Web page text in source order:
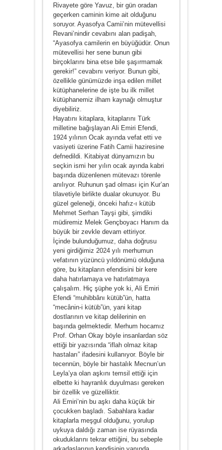
Rivayete göre Yavuz, bir gün oradan
geçerken caminin kime ait olduğunu
soruyor. Ayasofya Camii’nin mütevellisi
Revani’nindir cevabını alan padişah,
“Ayasofya camilerin en büyüğüdür. Onun
mütevellisi her sene bunun gibi
birçoklarını bina etse bile şaşırmamak
gerekir!” cevabını veriyor. Bunun gibi,
özellikle günümüzde inşa edilen millet
kütüphanelerine de işte bu ilk millet
kütüphanemiz ilham kaynağı olmuştur
diyebiliriz.
Hayatını kitaplara, kitaplarını Türk
milletine bağışlayan Ali Emiri Efendi,
1924 yılının Ocak ayında vefat etti ve
vasiyeti üzerine Fatih Camii haziresine
defnedildi. Kitabiyat dünyamızın bu
seçkin ismi her yılın ocak ayında kabri
başında düzenlenen mütevazı törenle
anılıyor. Ruhunun şad olması için Kur’an
tilavetiyle birlikte dualar okunuyor. Bu
güzel geleneği, önceki hafız-ı kütüb
Mehmet Serhan Tayşi gibi, şimdiki
müdiremiz Melek Gençboyacı Hanım da
büyük bir zevkle devam ettiriyor.
İçinde bulunduğumuz, daha doğrusu
yeni girdiğimiz 2024 yılı merhumun
vefatının yüzüncü yıldönümü olduğuna
göre, bu kitapların efendisini bir kere
daha hatırlamaya ve hatırlatmaya
çalışalım. Hiç şüphe yok ki, Ali Emiri
Efendi “muhibbânı kütüb”ün, hatta
“mecânin-i kütüb”ün, yani kitap
dostlarının ve kitap delilerinin en
başında gelmektedir. Merhum hocamız
Prof. Orhan Okay böyle insanlardan söz
ettiği bir yazısında “iflah olmaz kitap
hastaları” ifadesini kullanıyor. Böyle bir
tecennün, böyle bir hastalık Mecnun’un
Leyla’ya olan aşkını temsil ettiği için
elbette ki hayranlık duyulması gereken
bir özellik ve güzelliktir.
Ali Emiri’nin bu aşkı daha küçük bir
çocukken başladı. Sabahlara kadar
kitaplarla meşgul olduğunu, yorulup
uykuya daldığı zaman ise rüyasında
okuduklarını tekrar ettiğini, bu sebeple